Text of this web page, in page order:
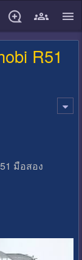
R51
มือสอง
close